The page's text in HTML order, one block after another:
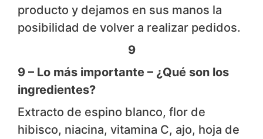
producto y dejamos en sus manos la
posibilidad de volver a realizar pedidos.
9
9 – Lo más importante – ¿Qué son los
ingredientes?
Extracto de espino blanco, flor de
hibisco, niacina, vitamina C, ajo, hoja de